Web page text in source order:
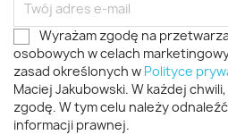
Wyrażam zgodę na
osobowych w celach
zasad określonych w Polityce
Maciej Jakubowski. W każdej
zgodę. W tym celu należy
informacji prawnej.